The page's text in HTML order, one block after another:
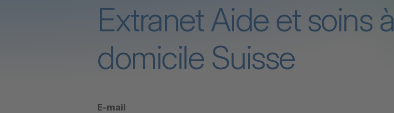
Extranet Aide et soins à
domicile Suisse
E-mail